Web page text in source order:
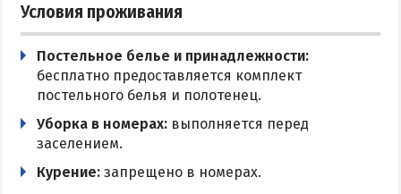
Условия проживания
Постельное белье и принадлежности:
бесплатно предоставляется комплект
постельного белья и полотенец.
Уборка в номерах: выполняется перед
заселением.
Курение: запрещено в номерах.